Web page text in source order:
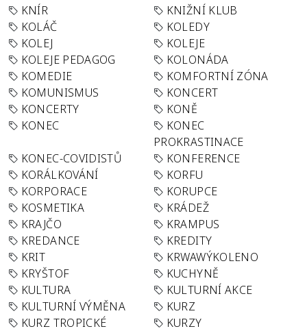
KNÍR
KNIŽNÍ KLUB
KOLÁČ
KOLEDY
KOLEJ
KOLEJE
KOLEJE PEDAGOG
KOLONÁDA
KOMEDIE
KOMFORTNÍ ZÓNA
KOMUNISMUS
KONCERT
KONCERTY
KONĚ
KONEC
KONEC
PROKRASTINACE
KONEC-COVIDISTŮ
KONFERENCE
KORÁLKOVÁNÍ
KORFU
KORPORACE
KORUPCE
KOSMETIKA
KRÁDEŽ
KRAJČO
KRAMPUS
KREDANCE
KREDITY
KRIT
KRWAWÝKOLENO
KRYŠTOF
KUCHYNĚ
KULTURA
KULTURNÍ AKCE
KULTURNÍ VÝMĚNA
KURZ
KURZ TROPICKÉ
KURZY